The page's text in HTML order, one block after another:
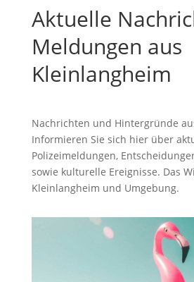
Aktuelle
Meldungen aus
Kleinlangheim
Nachrichten und Hintergründe
Informieren Sie sich hier über
Polizeimeldungen,
sowie kulturelle Ereignisse. Das
Kleinlangheim und Umgebung.